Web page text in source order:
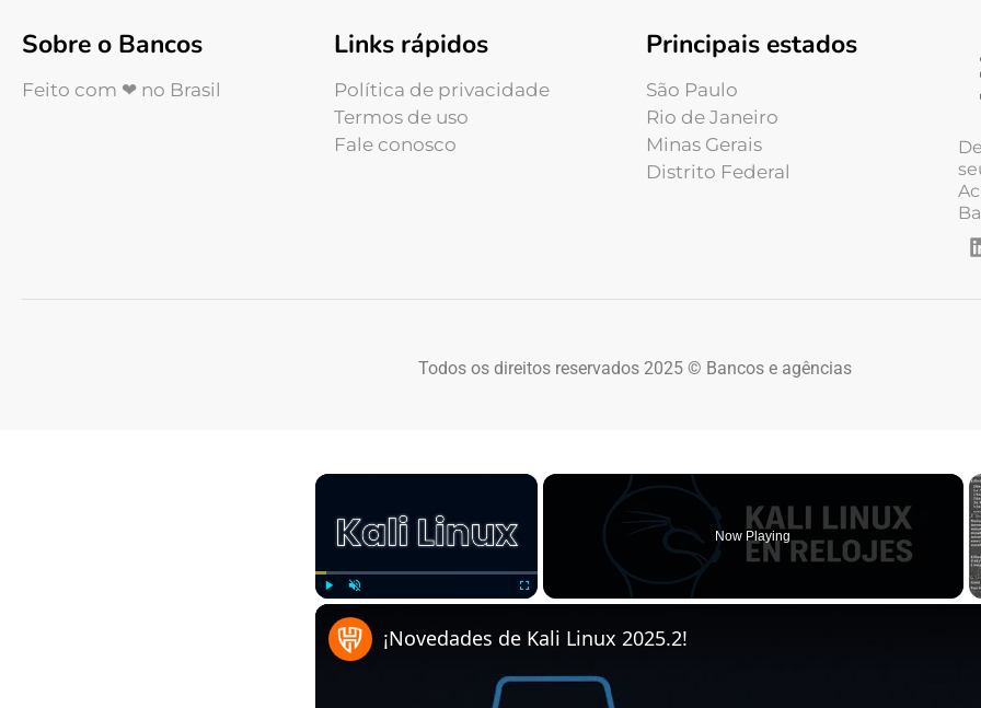
Sobre o Bancos
Feito com ❤ no Brasil
Links rápidos
Política de privacidade
Termos de uso
Fale conosco
Principais estados
São Paulo
Rio de Janeiro
Minas Gerais
Distrito Federal
Todos os direitos reservados 2025 © Bancos e agências
×
Now Playing
¡Novedades de Kali Linux 2025.2!